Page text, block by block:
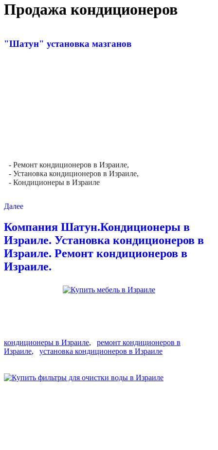
Продажа кондиционеров
"Шатун" установка мазганов
- Ремонт кондиционеров в Израиле,
- Установка кондиционеров в Израиле,
- Кондиционеры в Израиле
Далее
Компания Шатун.Кондиционеры в
Израиле. Установка кондиционеров в
Израиле. Ремонт кондиционеров в
Израиле.
кондиционеры в Израиле, ремонт кондиционеров в
Израиле, установка кондиционеров в Израиле